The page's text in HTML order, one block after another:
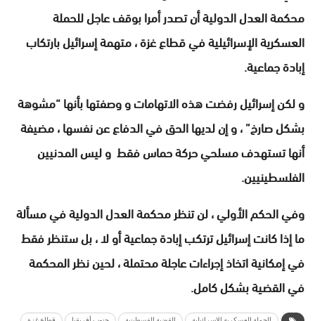
محكمة العدل الدولية أن تصدر أمرا بوقف عاجل للحملة
العسكرية الإسرائيلية في قطاع غزة ، متهمة إسرائيل بارتكاب
إبادة جماعية.
و لكن إسرائيل رفضت هذه الاتهامات و وصفتها بأنها “مشوهة
بشكل صارخ” ، و إن لديها الحق في الدفاع عن نفسها ، مضيفة
أنها تستهدف مسلحي حركة حماس فقط و ليس المدنيين
الفلسطينيين.
وفي الحكم الأولي ، لن تنظر محكمة العدل الدولية في مسألة
ما إذا كانت إسرائيل ترتكب إبادة جماعية أو لا ، بل ستنظر فقط
في إمكانية اتخاذ إجراءات عاجلة محتملة ، لحين نظر المحكمة
في القضية بشكل كامل.